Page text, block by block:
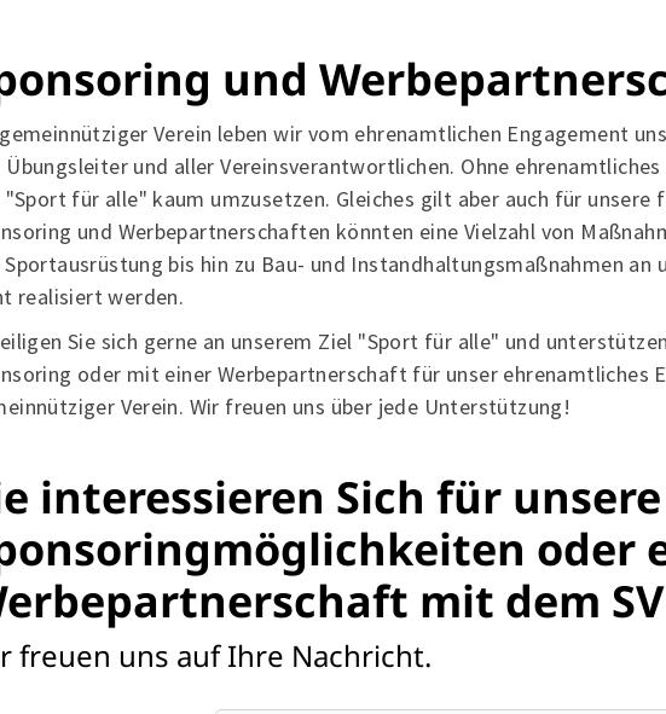
und
Verein leben wir vom ehrenamtlichen Engagement
Übungsleiter und aller Vereinsverantwortlichen. Ohne
"Sport für alle" kaum umzusetzen. Gleiches gilt aber auch für unsere
und Werbepartnerschaften könnten eine Vielzahl von
Sportausrüstung bis hin zu Bau- und Instandhaltungsmaßnahmen an
realisiert werden.
Sie sich gerne an unserem Ziel "Sport für alle" und
oder mit einer Werbepartnerschaft für unser ehrenamtliches
Verein. Wir freuen uns über jede Unterstützung!
interessieren Sich für unsere
oder
mit dem SV
freuen uns auf Ihre Nachricht.
Mitglieder-Service
Alles zur Mitgliedschaft
Downloads
Termine
Fragen & Antworten
SV Spexard
Bruder-
33334 Gütersloh
05241 - 307